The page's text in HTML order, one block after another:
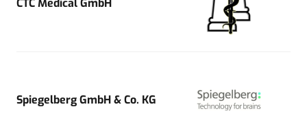
CTC Medical GmbH
Spiegelberg GmbH & Co. KG